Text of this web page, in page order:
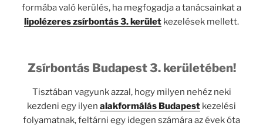
formába való kerülés, ha megfogadja a tanácsainkat a
lipolézeres zsírbontás 3. kerület kezelések mellett.
Zsírbontás Budapest 3. kerületében!
Tisztában vagyunk azzal, hogy milyen nehéz neki
kezdeni egy ilyen alakformálás Budapest kezelési
folyamatnak, feltárni egy idegen számára az évek óta